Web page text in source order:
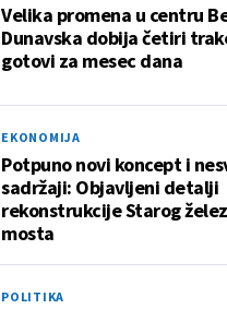
Velika promena u centru
Dunavska dobija četiri
gotovi za mesec dana
EKONOMIJA
Potpuno novi koncept i
sadržaji: Objavljeni detalji
rekonstrukcije Starog
mosta
POLITIKA